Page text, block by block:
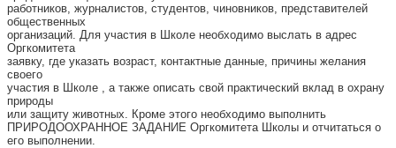
работников, журналистов, студентов, чиновников, представителей
общественных
организаций. Для участия в Школе необходимо выслать в адрес
Оргкомитета
заявку, где указать возраст, контактные данные, причины желания
своего
участия в Школе , а также описать свой практический вклад в охрану
природы
или защиту животных. Кроме этого необходимо выполнить
ПРИРОДООХРАННОЕ ЗАДАНИЕ Оргкомитета Школы и отчитаться о
его выполнении.